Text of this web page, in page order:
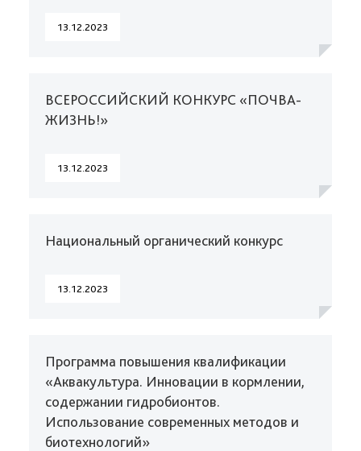
13.12.2023
ВСЕРОССИЙСКИЙ КОНКУРС «ПОЧВА-
ЖИЗНЬ!»
13.12.2023
Национальный органический конкурс
13.12.2023
Программа повышения квалификации
«Аквакультура. Инновации в кормлении,
содержании гидробионтов.
Использование современных методов и
биотехнологий»